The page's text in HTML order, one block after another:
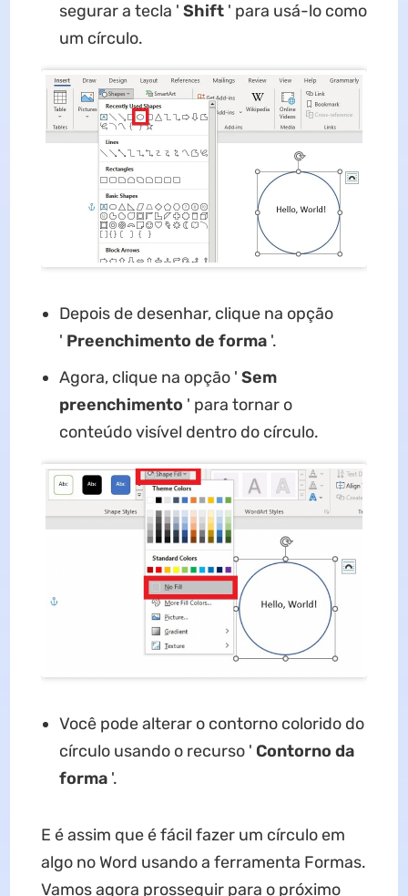
segurar a tecla ' Shift' para usá-lo como
um círculo.
Depois de desenhar, clique na opção
' Preenchimento de forma'.
Agora, clique na opção ' Sem
preenchimento ' para tornar o
conteúdo visível dentro do círculo.
Você pode alterar o contorno colorido do
círculo usando o recurso ' Contorno da
forma'.
E é assim que é fácil fazer um círculo em
algo no Word usando a ferramenta Formas.
Vamos agora prosseguir para o próximo